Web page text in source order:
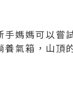
媽媽可以嘗
氣箱，山頂